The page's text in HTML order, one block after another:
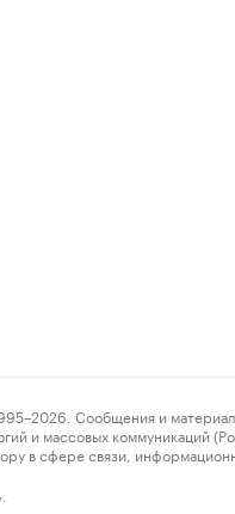
Сообщения и материалы
и массовых коммуникаций
в сфере связи,